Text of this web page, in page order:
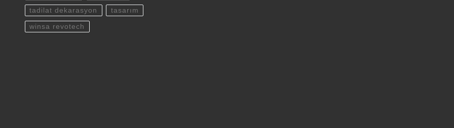
tadilat dekarasyon tasarım
winsa revotech